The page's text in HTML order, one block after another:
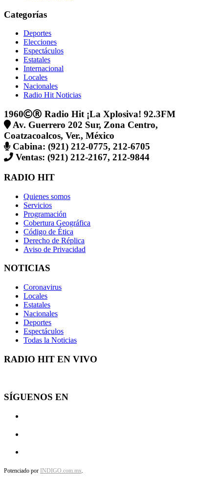
Categorías
Deportes
Elecciones
Espectáculos
Estatales
Internacional
Locales
Nacionales
Radio Hit Noticias
1960
Radio Hit ¡La Xplosiva! 92.3FM
Av. Guerrero 202 Sur, Zona Centro,
Coatzacoalcos, Ver., México
Cabina: (921) 212-0775, 212-6705
Ventas: (921) 212-2167, 212-9844
RADIO HIT
Quienes somos
Servicios
Programación
Cobertura Geográfica
Código de Ética
Derecho de Réplica
Aviso de Privacidad
NOTICIAS
Coronavirus
Locales
Estatales
Nacionales
Deportes
Espectáculos
Todas la Noticias
RADIO HIT EN VIVO
SÍGUENOS EN
Potenciado por INDIGO.com.mx.